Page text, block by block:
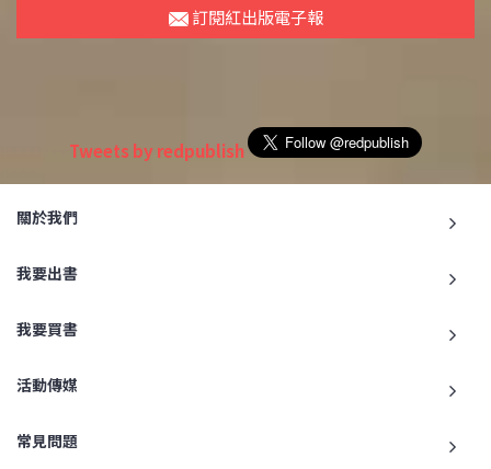
訂閱紅出版電子報
Tweets by redpublish
關於我們
我要出書
我要買書
活動傳媒
常見問題